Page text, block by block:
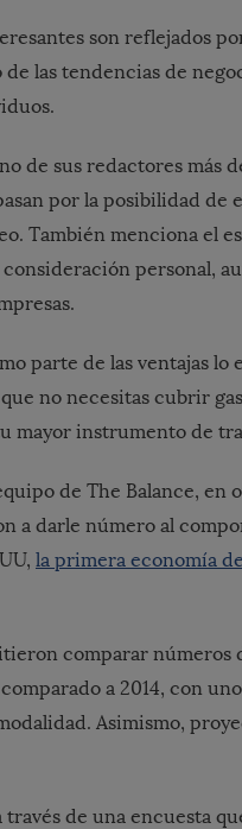
son reflejados
las tendencias de
de sus redactores más
por la posibilidad de
También menciona el
personal,
parte de las ventajas
no necesitas cubrir
mayor instrumento de
de The Balance, en
a darle número al
la primera economía
comparar números
a 2014, con
Asimismo,
través de una encuesta